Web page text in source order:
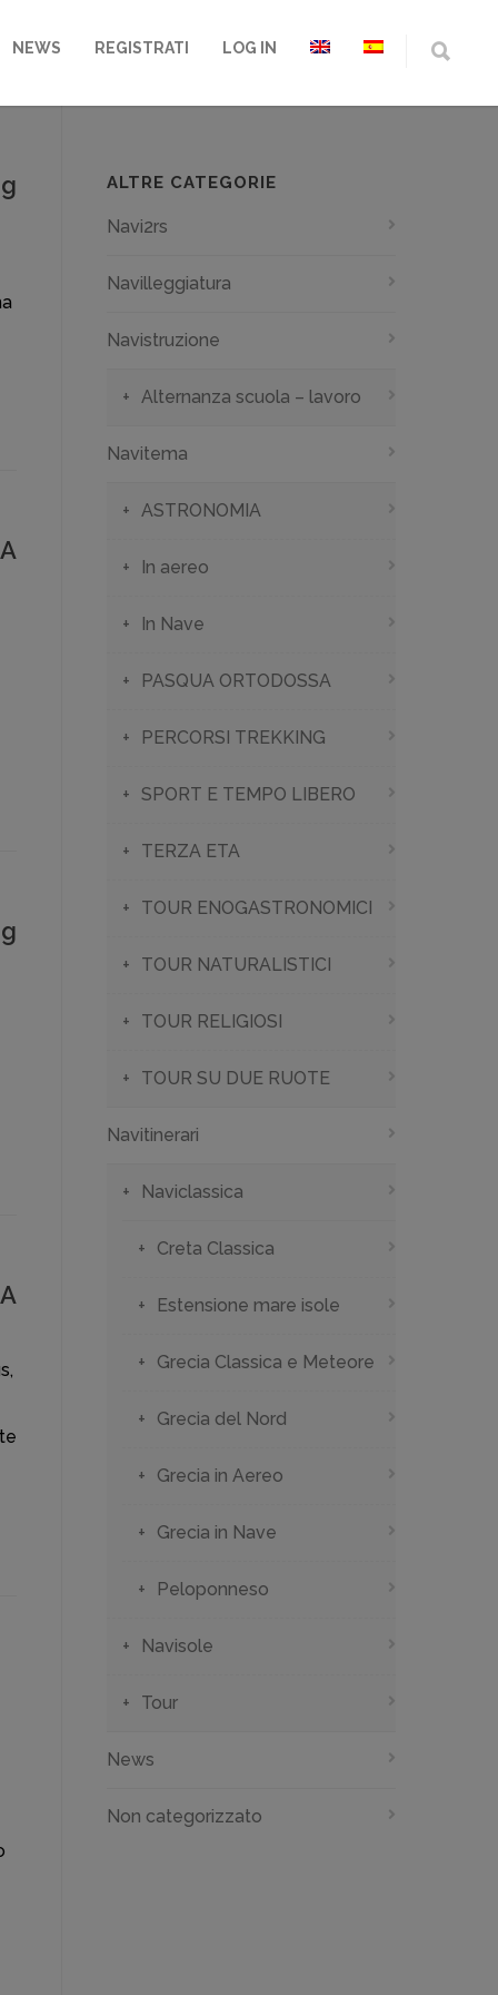
NEWS REGISTRATI LOG IN
ALTRE CATEGORIE
Navi2rs
Navilleggiatura
Navistruzione
Alternanza scuola – lavoro
Navitema
ASTRONOMIA
In aereo
In Nave
PASQUA ORTODOSSA
PERCORSI TREKKING
SPORT E TEMPO LIBERO
TERZA ETA
TOUR ENOGASTRONOMICI
TOUR NATURALISTICI
TOUR RELIGIOSI
TOUR SU DUE RUOTE
Navitinerari
Naviclassica
Creta Classica
Estensione mare isole
Grecia Classica e Meteore
Grecia del Nord
Grecia in Aereo
Grecia in Nave
Peloponneso
Navisole
Tour
News
Non categorizzato